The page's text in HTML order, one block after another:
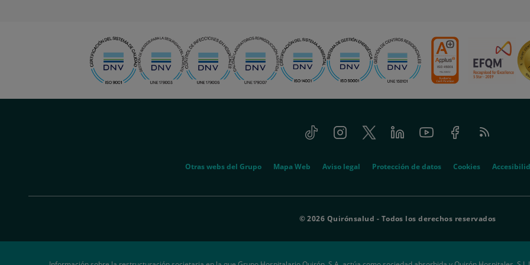
Tiktok InstagramTwitter LinkedinYoutube FacebookFeed
RSS
legal
Otras webs del Grupo Mapa Web Aviso legal Protección de datos Cookies
© 2026 Quirónsalud - Todos los derechos reservados